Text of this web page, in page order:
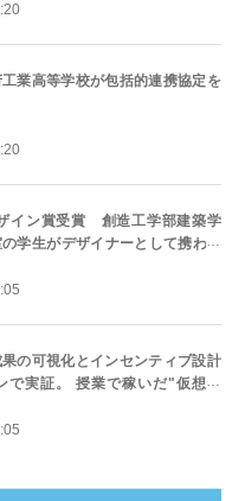
業高等学校が包括的連携協定を
イン賞受賞 創造工学部建築学
学生がデザイナーとして携わっ
の可視化とインセンティブ設計
で実証。 授業で稼いだ"仮想通
も利用可能に！ マイナンバーカ
を実施。